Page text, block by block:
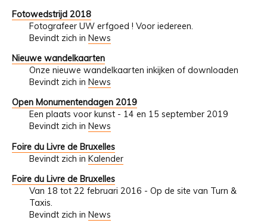
Fotowedstrijd 2018
Fotografeer UW erfgoed ! Voor iedereen.
Bevindt zich in News
Nieuwe wandelkaarten
Onze nieuwe wandelkaarten inkijken of downloaden
Bevindt zich in News
Open Monumentendagen 2019
Een plaats voor kunst - 14 en 15 september 2019
Bevindt zich in News
Foire du Livre de Bruxelles
Bevindt zich in Kalender
Foire du Livre de Bruxelles
Van 18 tot 22 februari 2016 - Op de site van Turn &
Taxis.
Bevindt zich in News